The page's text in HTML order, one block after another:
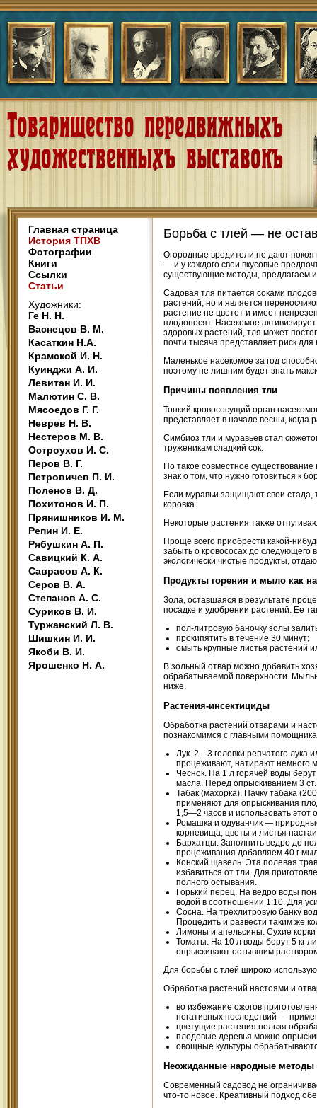
Главная страница
История ТПХВ
Фотографии
Книги
Ссылки
Статьи
Художники:
Ге Н. Н.
Васнецов В. М.
Касаткин Н.А.
Крамской И. Н.
Куинджи А. И.
Левитан И. И.
Малютин С. В.
Мясоедов Г. Г.
Неврев Н. В.
Нестеров М. В.
Остроухов И. С.
Перов В. Г.
Петровичев П. И.
Поленов В. Д.
Похитонов И. П.
Прянишников И. М.
Репин И. Е.
Рябушкин А. П.
Савицкий К. А.
Саврасов А. К.
Серов В. А.
Степанов А. С.
Суриков В. И.
Туржанский Л. В.
Шишкин И. И.
Якоби В. И.
Ярошенко Н. А.
Борьба с тлей — не
Огородные вредители не дают покоя
— и у каждого свои вкусовые
существующие методы, предлагаем
Садовая тля питается соками
растений, но и является
растение не цветет и имеет
плодоносят. Насекомое
здоровых растений, тля может
почти тысяча представляет риск
Маленькое насекомое за год
поэтому не лишним будет знать
Причины появления тли
Тонкий кровососущий орган
представляет в начале весны, когда
Симбиоз тли и муравьев стал
труженикам сладкий сок.
Но такое совместное
знак о том, что нужно готовиться к
Если муравьи защищают свои стада,
коровка.
Некоторые растения также
Проще всего приобрести какой-
забыть о кровососах до следующего
экологически чистые продукты,
Продукты горения и мыло как
Зола, оставшаяся в результате
посадке и удобрении растений. Ее
пол-литровую баночку золы
прокипятить в течение 30 минут;
омыть крупные листья растений
В зольный отвар можно добавить
обрабатываемой поверхности.
ниже.
Растения-инсектициды
Обработка растений отварами и
познакомимся с главными
Лук. 2—3 головки репчатого лука
процеживают, натирают немного
Чеснок. На 1 л горячей воды
масла. Перед опрыскиванием 3
Табак (махорка). Пачку табака
применяют для опрыскивания
1,5—2 часов и использовать этот
Ромашка и одуванчик —
корневища, цветы и листья
Бархатцы. Заполнить ведро до
процеживания добавляем 40 г
Конский щавель. Эта полевая
избавиться от тли. Для
полного остывания.
Горький перец. На ведро воды
водой в соотношении 1:10. Для
Сосна. На трехлитровую банку
Процедить и развести таким же
Лимоны и апельсины. Сухие
Томаты. На 10 л воды берут 5 кг
опрыскивают остывшим
Для борьбы с тлей широко
Обработка растений настоями и
во избежание ожогов
негативных последствий —
цветущие растения нельзя
плодовые деревья можно
овощные культуры
Неожиданные народные методы
Современный садовод не
что-то новое. Креативный подход